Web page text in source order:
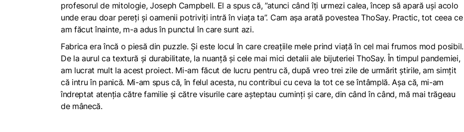
profesorul de mitologie, Joseph Campbell. El a spus că, ”atunci când îți urmezi calea, încep să apară uși acolo
unde erau doar pereți și oamenii potriviți intră în viața ta”. Cam așa arată povestea ThoSay. Practic, tot ceea ce
am făcut înainte, m-a adus în punctul în care sunt azi.
Fabrica era încă o piesă din puzzle. Și este locul în care creațiile mele prind viață în cel mai frumos mod posibil.
De la aurul ca textură și durabilitate, la nuanță și cele mai mici detalii ale bijuteriei ThoSay. În timpul pandemiei,
am lucrat mult la acest proiect. Mi-am făcut de lucru pentru că, după vreo trei zile de urmărit știrile, am simțit
că intru în panică. Mi-am spus că, în felul acesta, nu contribui cu ceva la tot ce se întâmplă. Așa că, mi-am
îndreptat atenția către familie și către visurile care așteptau cuminți și care, din când în când, mă mai trăgeau
de mânecă.